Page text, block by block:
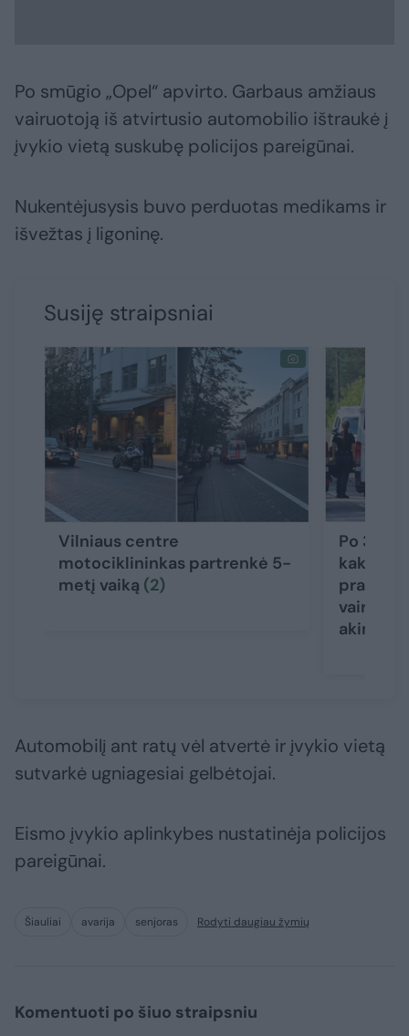
Po smūgio „Opel“ apvirto. Garbaus amžiaus
vairuotoją iš atvirtusio automobilio ištraukė į
įvykio vietą suskubę policijos pareigūnai.
Nukentėjusysis buvo perduotas medikams ir
išvežtas į ligoninę.
Susiję straipsniai
Vilniaus centre
motociklininkas partrenkė 5-
metį vaiką (2)
Po 3
prabilo
Automobilį ant ratų vėl atvertė ir įvykio vietą
sutvarkė ugniagesiai gelbėtojai.
Eismo įvykio aplinkybes nustatinėja policijos
pareigūnai.
Šiauliai avarija senjoras Rodyti daugiau žymių
Komentuoti po šiuo straipsniu